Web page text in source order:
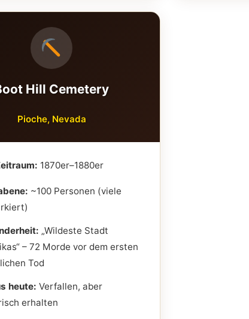
Hill Cemetery
Pioche, Nevada
1870er–1880er
~100 Personen (viele
„Wildeste Stadt
– 72 Morde vor dem ersten
Tod
heute: Verfallen, aber
erhalten